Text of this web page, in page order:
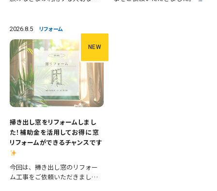
い、清潔感あふれる明るいトイ
レへとリフォームしました。 施
工内容 ・便器交換 ・紙巻き器…
2026.8.5 リフォーム
NEW
掃き出し窓をリフォームしまし
た！補助金を活用してお得に窓
リフォームができるチャンスです
今回は、掃き出し窓のリフォー
ム工事をご依頼いただきまし